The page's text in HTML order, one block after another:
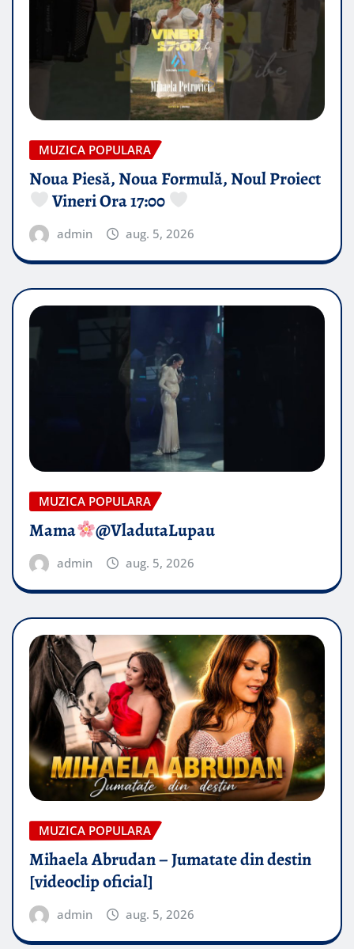
MUZICA POPULARA
Noua Piesă, Noua Formulă, Noul Proiect
Vineri Ora 17:00
admin aug. 5, 2026
MUZICA POPULARA
Mama @VladutaLupau
admin aug. 5, 2026
MUZICA POPULARA
Mihaela Abrudan – Jumatate din destin
[videoclip oficial]
admin aug. 5, 2026